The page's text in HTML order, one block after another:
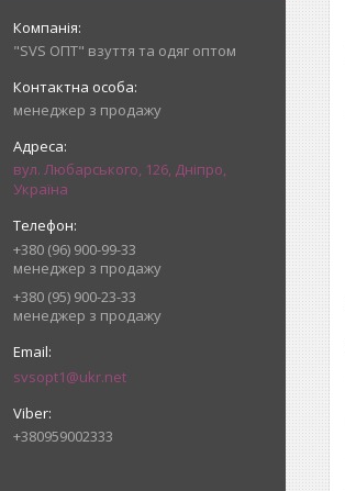
"SVS ОПТ" взуття та одяг оптом
менеджер з продажу
вул. Любарського, 126, Дніпро,
Україна
+380 (96) 900-99-33
менеджер з продажу
+380 (95) 900-23-33
менеджер з продажу
svsopt1@ukr.net
+380959002333